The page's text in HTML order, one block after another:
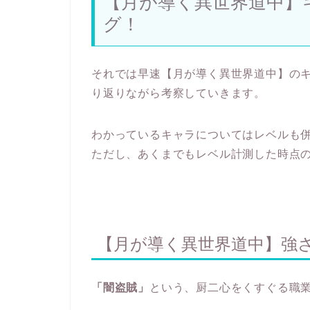
グ！
それでは早速【月が導く異世界道中】の
り返りながら考察していきます。
わかっているキャラについてはレベルも
ただし、あくまでもレベル計測した時点
【月が導く異世界道中】
「闇盗賊」 という、厨二心をくすぐる職